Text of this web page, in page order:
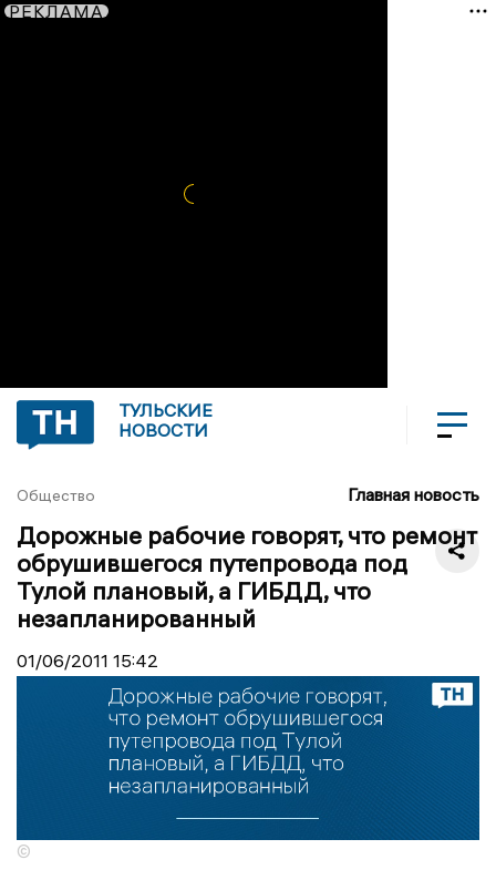
РЕКЛАМА
ТУЛЬСКИЕ
НОВОСТИ
Общество Главная новость
Дорожные рабочие говорят, что ремонт
обрушившегося путепровода под
Тулой плановый, а ГИБДД, что
незапланированный
01/06/2011 15:42
©